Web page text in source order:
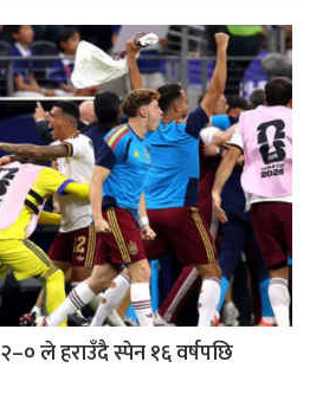
ले हराउँदै स्पेन १६ वर्षपछि